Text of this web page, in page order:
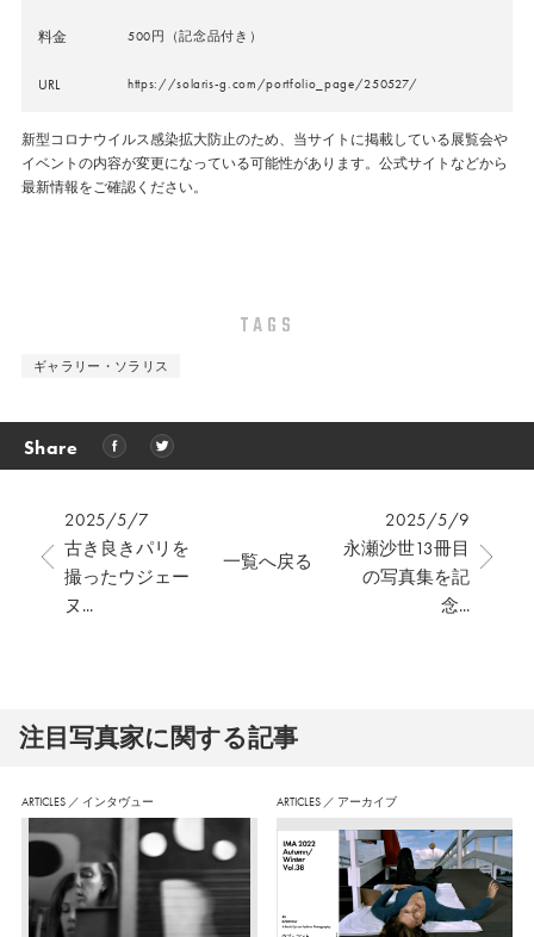
料金 500円（記念品付き）
URL https://solaris-g.com/portfolio_page/250527/
新型コロナウイルス感染拡大防止のため、当サイトに掲載している展覧会や
イベントの内容が変更になっている可能性があります。公式サイトなどから
最新情報をご確認ください。
TAGS
ギャラリー・ソラリス
Share
2025/5/7
古き良きパリを
撮ったウジェー
ヌ...
2025/5/9
永瀬沙世13冊目
の写真集を記
念...
一覧へ戻る
注⽬写真家に関する記事
ARTICLES ／ インタヴュー ARTICLES ／ アーカイブ